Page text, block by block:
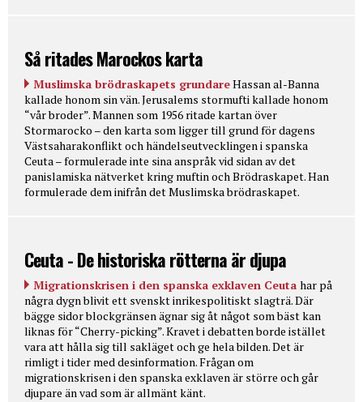
Så ritades Marockos karta
Muslimska brödraskapets grundareHassan al-Banna
kallade honom sin vän. Jerusalems stormufti kallade honom
“vår broder”. Mannen som 1956 ritade kartan över
Stormarocko – den karta som ligger till grund för dagens
Västsaharakonflikt och händelseutvecklingen i spanska
Ceuta – formulerade inte sina anspråk vid sidan av det
panislamiska nätverket kring muftin och Brödraskapet. Han
formulerade dem inifrån det Muslimska brödraskapet.
Ceuta - De historiska rötterna är djupa
Migrationskrisen i den spanska exklaven Ceuta har på
några dygn blivit ett svenskt inrikespolitiskt slagträ. Där
bägge sidor blockgränsen ägnar sig åt något som bäst kan
liknas för “Cherry-picking”. Kravet i debatten borde istället
vara att hålla sig till sakläget och ge hela bilden. Det är
rimligt i tider med desinformation. Frågan om
migrationskrisen i den spanska exklaven är större och går
djupare än vad som är allmänt känt.